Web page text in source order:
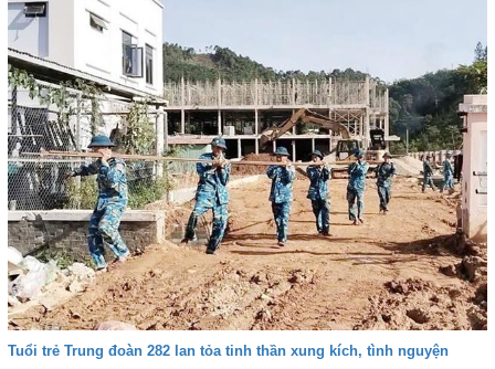
Tuổi trẻ Trung đoàn 282 lan tỏa tinh thần xung kích, tình nguyện